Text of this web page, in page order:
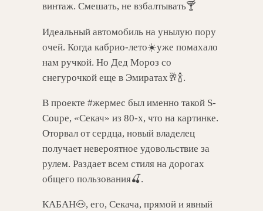
винтаж. Смешать, не взбалтывать🍸
Идеальный автомобиль на унылую пору
очей. Когда кабрио-лето☀️уже помахало
нам ручкой. Но Дед Мороз со
снегурочкой еще в Эмиратах🥂🍾.
В проекте #жермес был именно такой S-
Coupe, «Секач» из 80-х, что на картинке.
Оторвал от сердца, новый владелец
получает невероятное удовольствие за
рулем. Раздает всем стиля на дорогах
общего пользования🍒.
КАБАН🐽, его, Секача, прямой и явный